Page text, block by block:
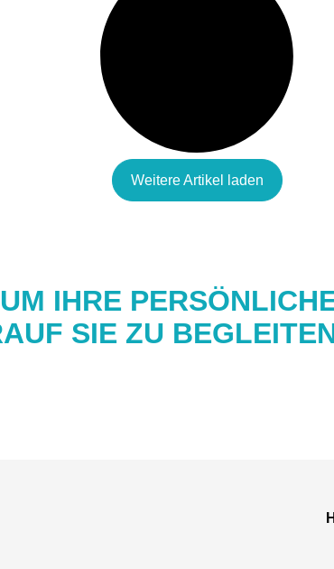
Weitere Artikel laden
IHRE
SIE ZU